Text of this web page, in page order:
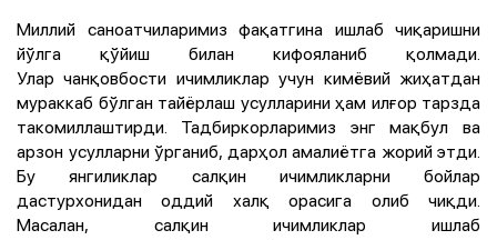
Миллий саноатчиларимиз фақатгина ишлаб чиқаришни
йўлга қўйиш билан кифояланиб қолмади.
Улар чанқовбости ичимликлар учун кимёвий жиҳатдан
мураккаб бўлган тайёрлаш усулларини ҳам илғор тарзда
такомиллаштирди. Тадбиркорларимиз энг мақбул ва
арзон усулларни ўрганиб, дарҳол амалиётга жорий этди.
Бу янгиликлар салқин ичимликларни бойлар
дастурхонидан оддий халқ орасига олиб чиқди.
Масалан, салқин ичимликлар ишлаб